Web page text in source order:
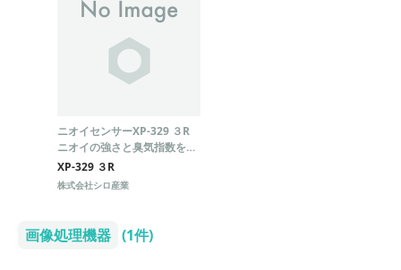
ニオイセンサーXP-329 ３R
ニオイの強さと臭気指数を簡
単に測定！
XP-329 ３R
株式会社シロ産業
画像処理機器 (1件)